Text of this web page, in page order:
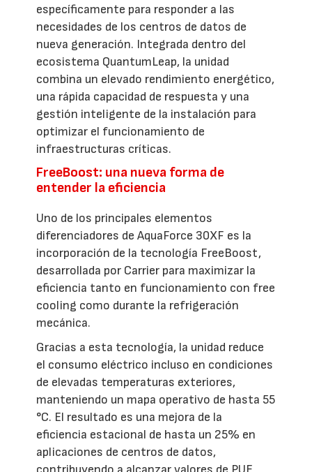
específicamente para responder a las
necesidades de los centros de datos de
nueva generación. Integrada dentro del
ecosistema QuantumLeap, la unidad
combina un elevado rendimiento energético,
una rápida capacidad de respuesta y una
gestión inteligente de la instalación para
optimizar el funcionamiento de
infraestructuras críticas.
FreeBoost: una nueva forma de
entender la eficiencia
Uno de los principales elementos
diferenciadores de AquaForce 30XF es la
incorporación de la tecnología FreeBoost,
desarrollada por Carrier para maximizar la
eficiencia tanto en funcionamiento con free
cooling como durante la refrigeración
mecánica.
Gracias a esta tecnología, la unidad reduce
el consumo eléctrico incluso en condiciones
de elevadas temperaturas exteriores,
manteniendo un mapa operativo de hasta 55
°C. El resultado es una mejora de la
eficiencia estacional de hasta un 25% en
aplicaciones de centros de datos,